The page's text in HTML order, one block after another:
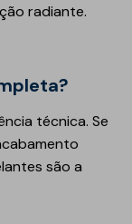
radiante.
técnica. Se
são a